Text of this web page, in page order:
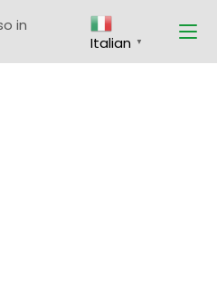
Italian ▼